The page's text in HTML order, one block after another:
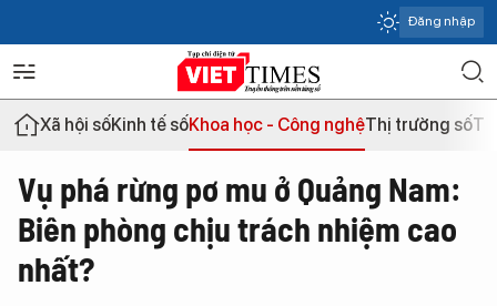
Đăng nhập
Xã hội sốKinh tế sốKhoa học - Công nghệThị trường số
Vụ phá rừng pơ mu ở Quảng Nam:
Biên phòng chịu trách nhiệm cao
nhất?